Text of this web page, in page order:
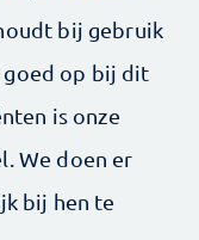
bij gebruik
goed op bij dit
is onze
We doen er
bij hen te